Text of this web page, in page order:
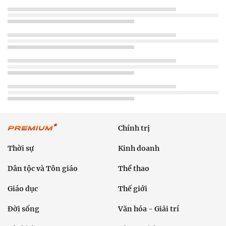
Chính trị
Thời sự Kinh doanh
Dân tộc và Tôn giáo Thể thao
Giáo dục Thế giới
Đời sống Văn hóa - Giải trí